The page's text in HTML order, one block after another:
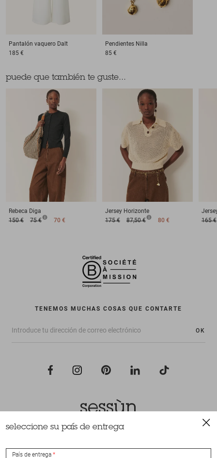
Pantalón vaquero Dalt
185 €
Pendientes Nilla
85 €
puede que también te guste...
Rebeca Diga
150 €
75 € 70 €
Jersey Horizonte
175 €
87,50 € 80 €
165 €
TENEMOS MUCHAS COSAS QUE CONTARTE
OK
Todos los derechos reservados Sessùn 2022
seleccione su país de entrega
País de entrega